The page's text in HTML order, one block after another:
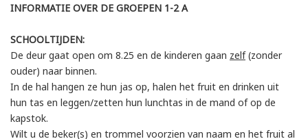
INFORMATIE OVER DE GROEPEN 1-2 A
SCHOOLTIJDEN:
De deur gaat open om 8.25 en de kinderen gaan zelf(zonder
ouder) naar binnen.
In de hal hangen ze hun jas op, halen het fruit en drinken uit
hun tas en leggen/zetten hun lunchtas in de mand of op de
kapstok.
Wilt u de beker(s) en trommel voorzien van naam en het fruit al